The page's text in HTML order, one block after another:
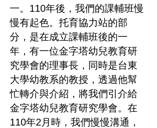
一。110年後，我們的課輔班慢
慢有起色。托育協力站的部
分，是在成立課輔班後的一
年，有一位金字塔幼兒教育研
究學會的理事長，同時是台東
大學幼教系的教授，透過他幫
忙轉介與介紹，將我們引介給
金字塔幼兒教育研究學會。在
110年2月時，我們慢慢溝通，